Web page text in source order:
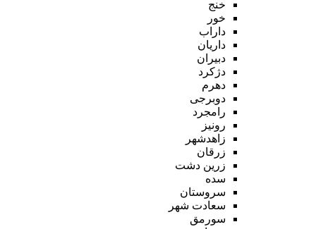
خنج
خور
داراب
داریان
دبیران
دژکرد
دهرم
دوبرجی
رامجرد
رونیز
زاهدشهر
زرقان
زرین دشت
سده
سروستان
سعادت شهر
سورمق